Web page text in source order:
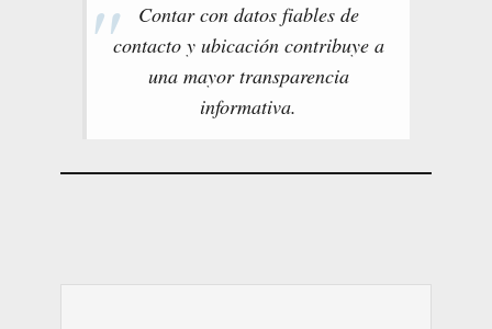
Contar con datos fiables de
contacto y ubicación contribuye a
una mayor transparencia
informativa.